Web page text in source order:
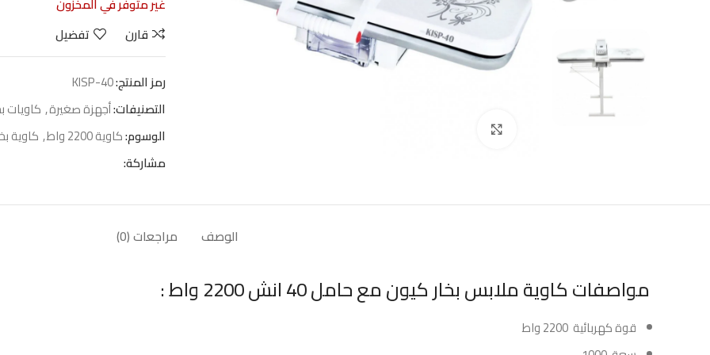
قارن
تفضيل
رمز المنتج:KISP-40
التصنيفات:أجهزة صغيرة, كاويات
الوسوم:كاوية 2200 واط , كاوية
مشاركة:
الوصف مراجعات (0)
مواصفات كاوية ملابس بخار كيون مع حامل 40 انش 2200 واط :
قوة كهربائية 2200 واط